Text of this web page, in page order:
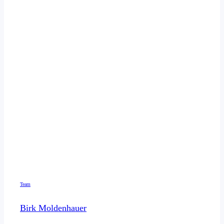
Team
Birk Moldenhauer